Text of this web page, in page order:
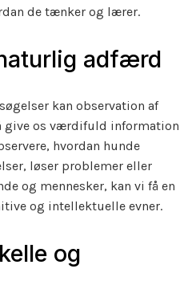
de tænker og lærer.
adfærd
kan observation af
give os værdifuld information
hvordan hunde
løser problemer eller
og mennesker, kan vi få en
og intellektuelle evner.
og